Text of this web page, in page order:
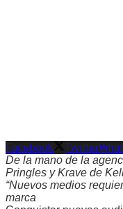
Facebook Twitter
De la mano de la
Pringles y Krave de
“Nuevos medios
marca